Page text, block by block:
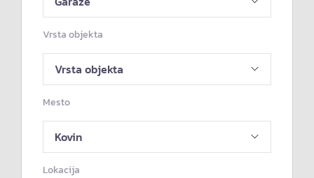
Vrsta objekta
Mesto
Lokacija